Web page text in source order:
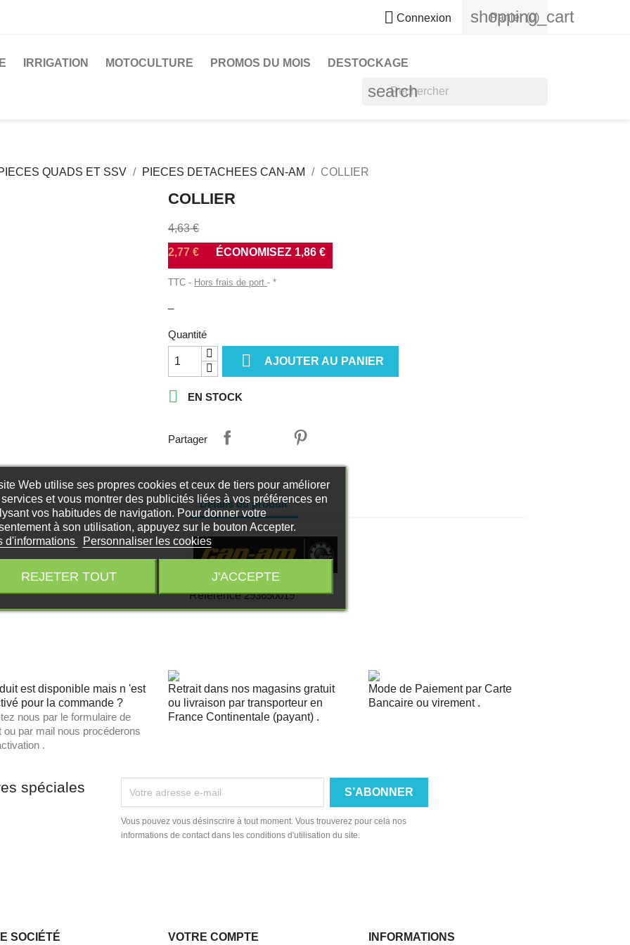
 Connexion shopping_cart
Panier (0)
IRRIGATION MOTOCULTURE PROMOS DU MOIS DESTOCKAGE
search
QUADS ET SSV PIECES DETACHEES CAN-AM COLLIER
COLLIER
4,63 €
2,77 €
ÉCONOMISEZ 1,86 €
TTC Hors frais de port *
Quantité
 AJOUTER AU PANIER
 EN STOCK
Partager
Détails du produit
Référence 293650019
est disponible mais n 'est
pour la commande ?
nous par le formulaire de
ou par mail nous procéderons
.
Retrait dans nos magasins gratuit
ou livraison par transporteur en
France Continentale (payant) .
Mode de Paiement par Carte
Bancaire ou virement .
spéciales
Vous pouvez vous désinscrire à tout moment. Vous trouverez pour cela nos
informations de contact dans les conditions d'utilisation du site.
SOCIÉTÉ VOTRE COMPTE INFORMATIONS
Web utilise ses propres cookies et ceux de tiers pour améliorer
et vous montrer des publicités liées à vos préférences en
vos habitudes de navigation. Pour donner votre
à son utilisation, appuyez sur le bouton Accepter.
d'informations
Personnaliser les cookies
REJETER TOUT J'ACCEPTE